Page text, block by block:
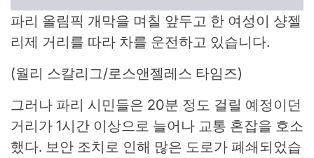
파리 올림픽 개막을 며칠 앞두고 한 여성이 샹젤
리제 거리를 따라 차를 운전하고 있습니다.
(월리 스칼리그/로스앤젤레스 타임즈)
그러나 파리 시민들은 20분 정도 걸릴 예정이던
거리가 1시간 이상으로 늘어나 교통 혼잡을 호소
했다. 보안 조치로 인해 많은 도로가 폐쇄되었습